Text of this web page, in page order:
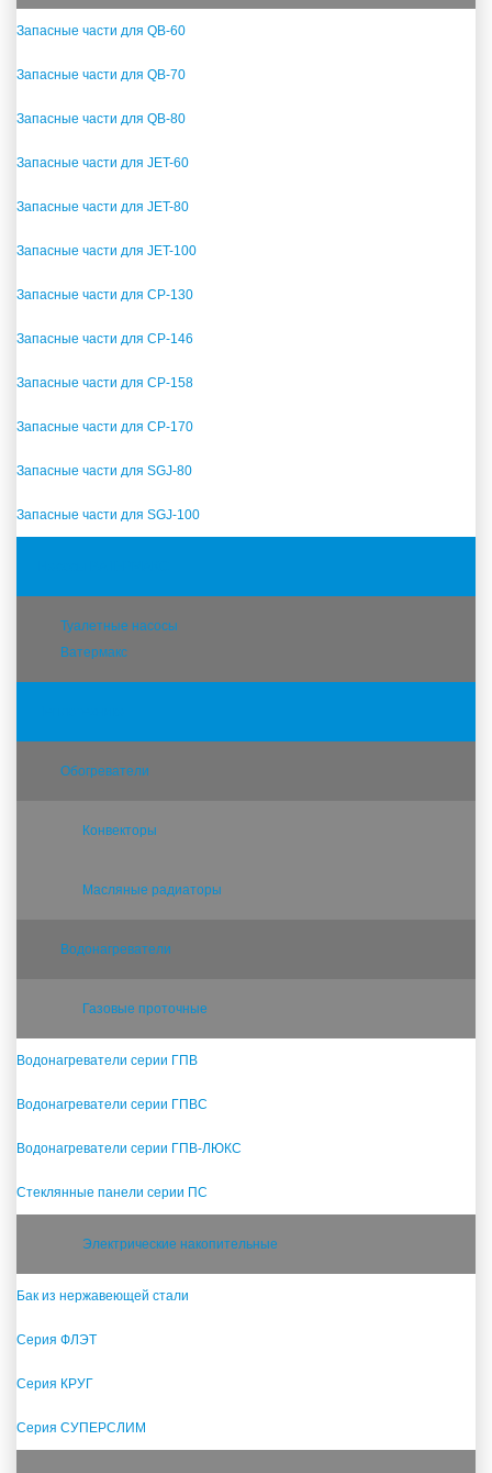
Запасные части для QB-60
Запасные части для QB-70
Запасные части для QB-80
Запасные части для JET-60
Запасные части для JET-80
Запасные части для JET-100
Запасные части для CP-130
Запасные части для CP-146
Запасные части для CP-158
Запасные части для CP-170
Запасные части для SGJ-80
Запасные части для SGJ-100
Туалетные насосы
Ватермакс
Обогреватели
Конвекторы
Масляные радиаторы
Водонагреватели
Газовые проточные
Водонагреватели серии ГПВ
Водонагреватели серии ГПВС
Водонагреватели серии ГПВ-ЛЮКС
Стеклянные панели серии ПС
Электрические накопительные
Бак из нержавеющей стали
Серия ФЛЭТ
Серия КРУГ
Серия СУПЕРСЛИМ